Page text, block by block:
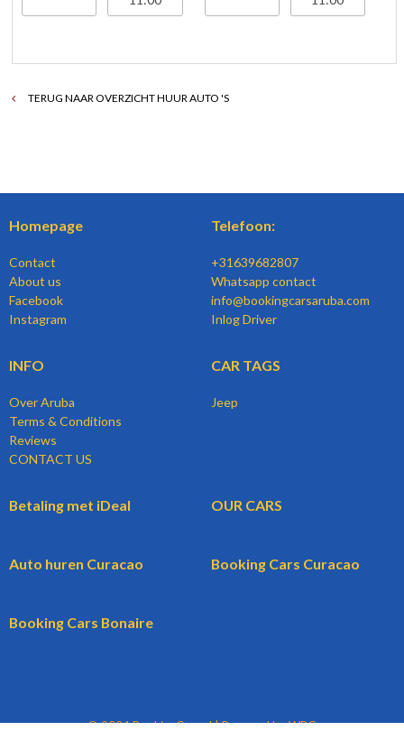
TERUG NAAR OVERZICHT HUUR AUTO 'S
Homepage
Contact
About us
Facebook
Instagram
Telefoon:
+31639682807
Whatsapp contact
info@bookingcarsaruba.com
Inlog Driver
INFO
Over Aruba
Terms & Conditions
Reviews
CONTACT US
CAR TAGS
Jeep
Betaling met iDeal OUR CARS
Auto huren Curacao Booking Cars Curacao
Booking Cars Bonaire
© 2024 BookingCars.nl | Powered by WBG